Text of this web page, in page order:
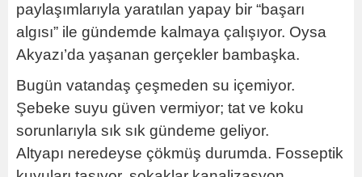
paylaşımlarıyla yaratılan yapay bir “başarı
algısı” ile gündemde kalmaya çalışıyor. Oysa
Akyazı’da yaşanan gerçekler bambaşka.
Bugün vatandaş çeşmeden su içemiyor.
Şebeke suyu güven vermiyor; tat ve koku
sorunlarıyla sık sık gündeme geliyor.
Altyapı neredeyse çökmüş durumda. Fosseptik